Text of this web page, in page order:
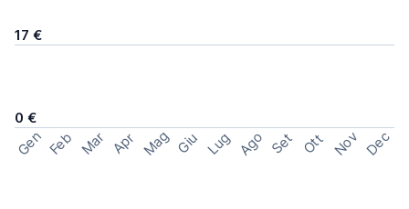
17 €
0 €
Gen Feb Mar Apr Mag Giu Lug Ago Set Ott Nov Dec